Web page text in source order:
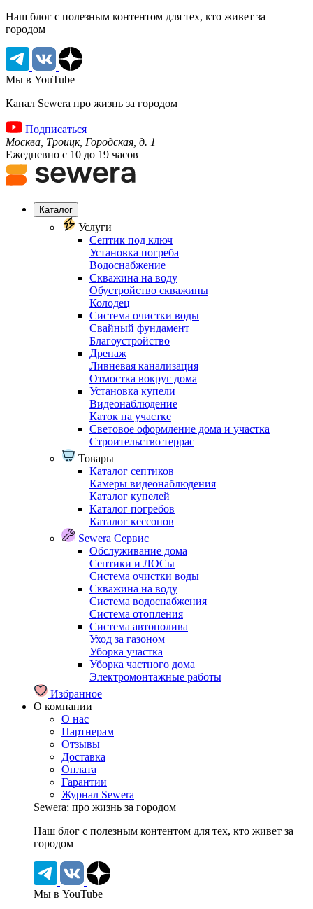
Наш блог c полезным контентом для тех, кто живет за
городом
Мы в YouTube
Канал Sewera про жизнь за городом
Подписаться
Москва, Троицк, Городская, д. 1
Ежедневно с 10 до 19 часов
Каталог
Услуги
Септик под ключ
Установка погреба
Водоснабжение
Скважина на воду
Обустройство скважины
Колодец
Система очистки воды
Свайный фундамент
Благоустройство
Дренаж
Ливневая канализация
Отмостка вокруг дома
Установка купели
Видеонаблюдение
Каток на участке
Световое оформление дома и участка
Строительство террас
Товары
Каталог септиков
Камеры видеонаблюдения
Каталог купелей
Каталог погребов
Каталог кессонов
Sewera Сервис
Обслуживание дома
Септики и ЛОСы
Система очистки воды
Скважина на воду
Система водоснабжения
Система отопления
Система автополива
Уход за газоном
Уборка участка
Уборка частного дома
Электромонтажные работы
Избранное
О компании
О нас
Партнерам
Отзывы
Доставка
Оплата
Гарантии
Журнал Sewera
Sewera: про жизнь за городом
Наш блог c полезным контентом для тех, кто живет за
городом
Мы в YouTube